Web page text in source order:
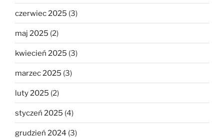
czerwiec 2025 (3)
maj 2025 (2)
kwiecień 2025 (3)
marzec 2025 (3)
luty 2025 (2)
styczeń 2025 (4)
grudzień 2024 (3)